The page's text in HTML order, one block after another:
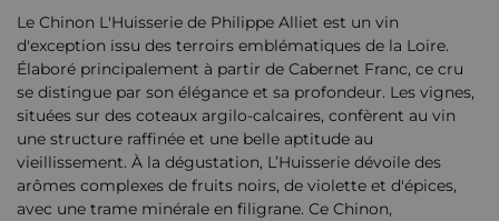
Le Chinon L'Huisserie de Philippe Alliet est un vin
d'exception issu des terroirs emblématiques de la Loire.
Élaboré principalement à partir de Cabernet Franc, ce cru
se distingue par son élégance et sa profondeur. Les vignes,
situées sur des coteaux argilo-calcaires, confèrent au vin
une structure raffinée et une belle aptitude au
vieillissement. À la dégustation, L’Huisserie dévoile des
arômes complexes de fruits noirs, de violette et d'épices,
avec une trame minérale en filigrane. Ce Chinon,